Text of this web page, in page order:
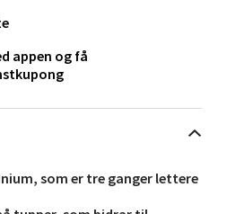
som er tre ganger lettere
appen og få
Malmporten